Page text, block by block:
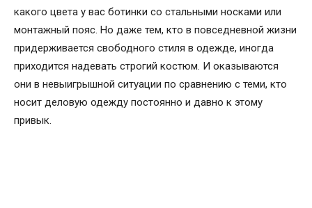
какого цвета у вас ботинки со стальными носками или
монтажный пояс. Но даже тем, кто в повседневной жизни
придерживается свободного стиля в одежде, иногда
приходится надевать строгий костюм. И оказываются
они в невыигрышной ситуации по сравнению с теми, кто
носит деловую одежду постоянно и давно к этому
привык.